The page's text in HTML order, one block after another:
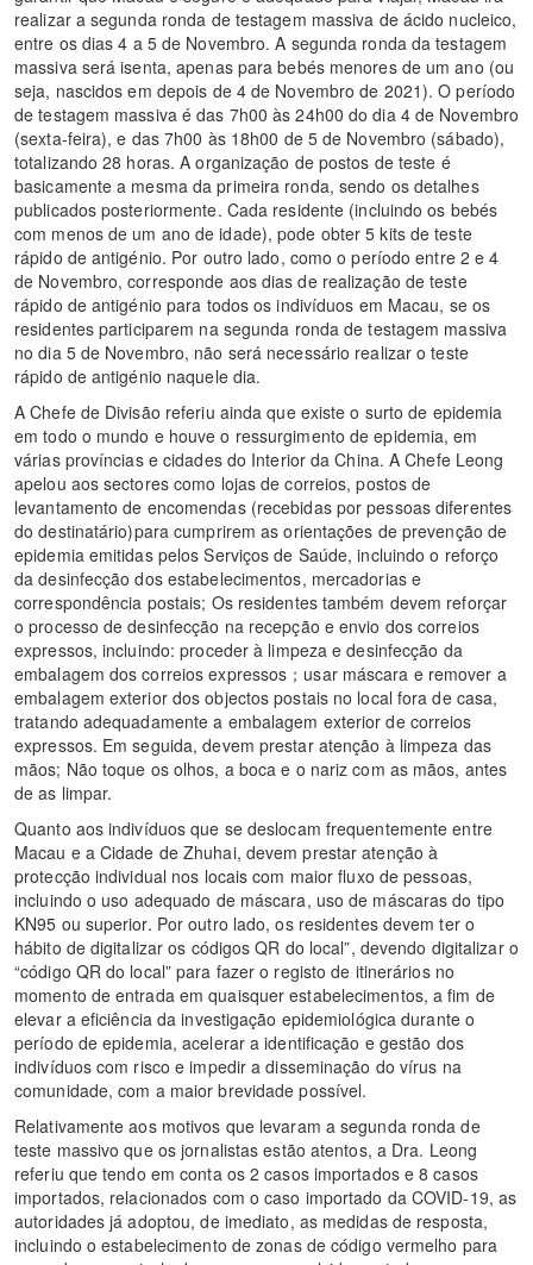
realizar a segunda ronda de testagem massiva de ácido nucleico,
entre os dias 4 a 5 de Novembro. A segunda ronda da testagem
massiva será isenta, apenas para bebés menores de um ano (ou
seja, nascidos em depois de 4 de Novembro de 2021). O período
de testagem massiva é das 7h00 às 24h00 do dia 4 de Novembro
(sexta-feira), e das 7h00 às 18h00 de 5 de Novembro (sábado),
totalizando 28 horas. A organização de postos de teste é
basicamente a mesma da primeira ronda, sendo os detalhes
publicados posteriormente. Cada residente (incluindo os bebés
com menos de um ano de idade), pode obter 5 kits de teste
rápido de antigénio. Por outro lado, como o período entre 2 e 4
de Novembro, corresponde aos dias de realização de teste
rápido de antigénio para todos os indivíduos em Macau, se os
residentes participarem na segunda ronda de testagem massiva
no dia 5 de Novembro, não será necessário realizar o teste
rápido de antigénio naquele dia.
A Chefe de Divisão referiu ainda que existe o surto de epidemia
em todo o mundo e houve o ressurgimento de epidemia, em
várias províncias e cidades do Interior da China. A Chefe Leong
apelou aos sectores como lojas de correios, postos de
levantamento de encomendas (recebidas por pessoas diferentes
do destinatário)para cumprirem as orientações de prevenção de
epidemia emitidas pelos Serviços de Saúde, incluindo o reforço
da desinfecção dos estabelecimentos, mercadorias e
correspondência postais; Os residentes também devem reforçar
o processo de desinfecção na recepção e envio dos correios
expressos, incluindo: proceder à limpeza e desinfecção da
embalagem dos correios expressos；usar máscara e remover a
embalagem exterior dos objectos postais no local fora de casa,
tratando adequadamente a embalagem exterior de correios
expressos. Em seguida, devem prestar atenção à limpeza das
mãos; Não toque os olhos, a boca e o nariz com as mãos, antes
de as limpar.
Quanto aos indivíduos que se deslocam frequentemente entre
Macau e a Cidade de Zhuhai, devem prestar atenção à
protecção individual nos locais com maior fluxo de pessoas,
incluindo o uso adequado de máscara, uso de máscaras do tipo
KN95 ou superior. Por outro lado, os residentes devem ter o
hábito de digitalizar os códigos QR do local”, devendo digitalizar o
“código QR do local” para fazer o registo de itinerários no
momento de entrada em quaisquer estabelecimentos, a fim de
elevar a eficiência da investigação epidemiológica durante o
período de epidemia, acelerar a identificação e gestão dos
indivíduos com risco e impedir a disseminação do vírus na
comunidade, com a maior brevidade possível.
Relativamente aos motivos que levaram a segunda ronda de
teste massivo que os jornalistas estão atentos, a Dra. Leong
referiu que tendo em conta os 2 casos importados e 8 casos
importados, relacionados com o caso importado da COVID-19, as
autoridades já adoptou, de imediato, as medidas de resposta,
incluindo o estabelecimento de zonas de código vermelho para